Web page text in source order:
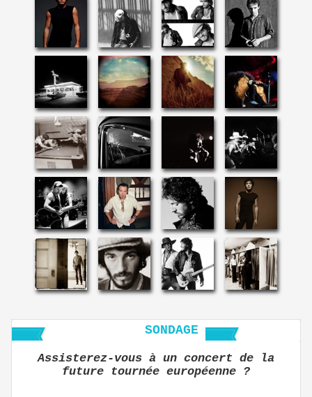
SONDAGE
Assisterez-vous à un concert de la
future tournée européenne ?